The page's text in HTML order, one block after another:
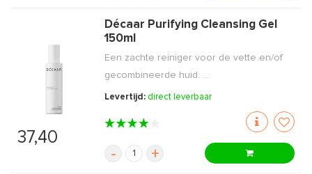
37,40
Décaar Purifying Cleansing Gel
150ml
Een zachte reiniger voor de vette en/of
gecombineerde huid. ...
Levertijd: direct leverbaar
- +